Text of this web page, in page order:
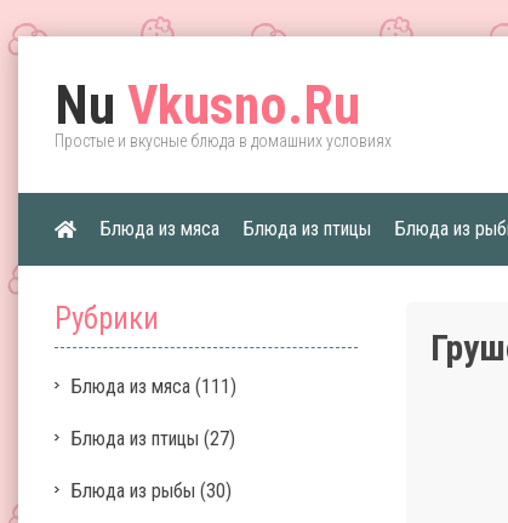
Nu Vkusno.Ru
Простые и вкусные блюда в домашних условиях
Блюда из мяса Блюда из птицы Блюда из
Рубрики
Блюда из мяса (111)
Блюда из птицы (27)
Блюда из рыбы (30)